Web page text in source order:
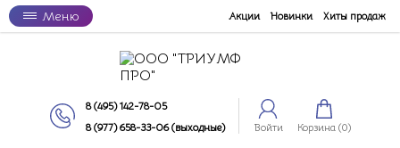
Меню Акции Новинки Хиты продаж
8 (495) 142-78-05
8 (977) 658-33-06 (выходные)
Войти Корзина (0)